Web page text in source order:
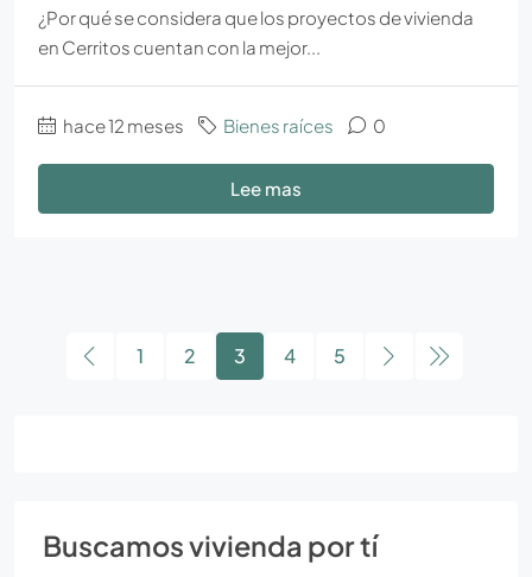
¿Por qué se considera que los proyectos de vivienda
en Cerritos cuentan con la mejor...
hace 12 meses Bienes raíces 0
Lee mas
1 2 3 4 5
Buscamos vivienda por tí